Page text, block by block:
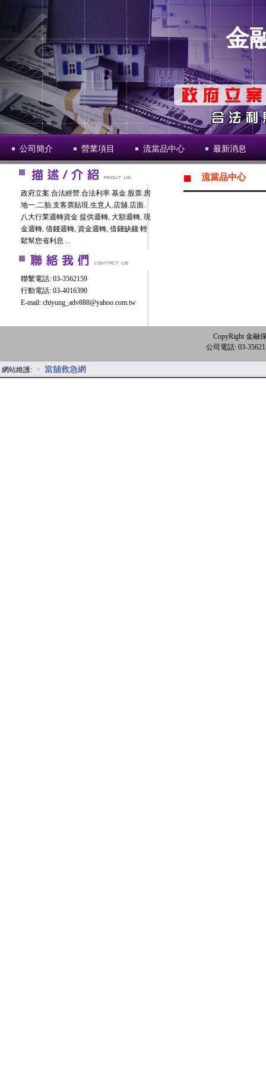
金
公司簡介 營業項目 流當品中心 最新消息
政府立案.合法經營.合法利率 基金.股票.房
地一.二胎.支客票貼現.生意人.店舖.店面.
八大行業週轉資金 提供週轉, 大額週轉, 現
金週轉, 借錢週轉, 資金週轉, 借錢缺錢 輕
鬆幫您省利息 ...
聯繫電話: 03-3562159
行動電話: 03-4016390
E-mail: chiyung_adv888@yahoo.com.tw
流當品中心
CopyRight 金融
公司電話: 03-
網站維護: 當舖救急網